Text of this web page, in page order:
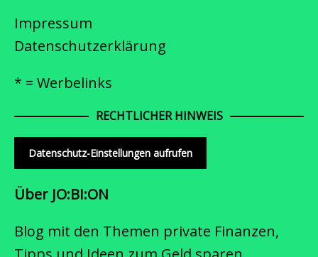
Impressum
Datenschutzerklärung
* = Werbelinks
RECHTLICHER HINWEIS
Datenschutz-Einstellungen aufrufen
Über JO:BI:ON
Blog mit den Themen private Finanzen,